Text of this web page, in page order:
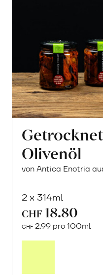
Olivenöl
von Antica Enotria
2 x 314ml
CHF 18.80
CHF 2.99 pro 100ml